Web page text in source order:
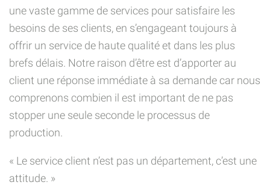
une vaste gamme de services pour satisfaire les
besoins de ses clients, en s’engageant toujours à
offrir un service de haute qualité et dans les plus
brefs délais. Notre raison d’être est d’apporter au
client une réponse immédiate à sa demande car nous
comprenons combien il est important de ne pas
stopper une seule seconde le processus de
production.
« Le service client n’est pas un département, c’est une
attitude. »